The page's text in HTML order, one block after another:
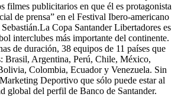
filmes publicitarios en que él es protagonista
de prensa” en el Festival Ibero-americano
Copa Santander Libertadores es
interclubes más importante del continente.
de duración, 38 equipos de 11 países que
Brasil, Argentina, Perú, Chile, México,
Colombia, Ecuador y Venezuela. Sin
Deportivo que sólo puede estar al
global del perfil de Banco de Santander.